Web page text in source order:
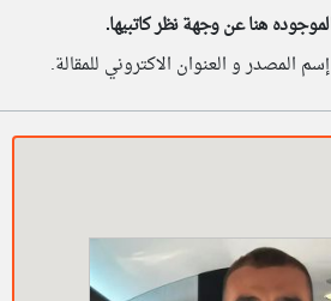
هنا عن وجهة نظر كاتبيها.
المصدر و العنوان الاكتروني للمقالة.